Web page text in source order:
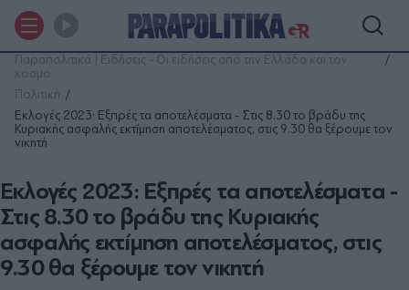
Παραπολιτικά | Ειδήσεις - Οι ειδήσεις από την Ελλάδα και τον
κόσμο
Πολιτική
Εκλογές 2023: Εξπρές τα αποτελέσματα - Στις 8.30 το βράδυ της
Κυριακής ασφαλής εκτίμηση αποτελέσματος, στις 9.30 θα ξέρουμε τον
νικητή
Εκλογές 2023: Εξπρές τα αποτελέσματα -
Στις 8.30 το βράδυ της Κυριακής
ασφαλής εκτίμηση αποτελέσματος, στις
9.30 θα ξέρουμε τον νικητή